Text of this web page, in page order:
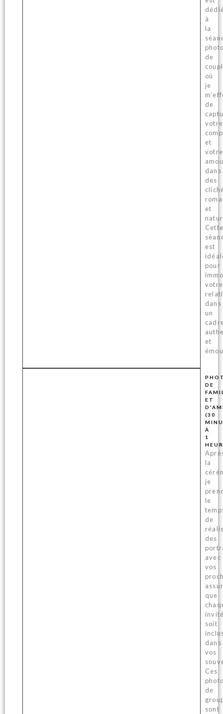
à
la
de
où
je
de
votre
et
votre
dans
des
et
Cette
est
pour
votre
dans
un
et
DE
ET
(30
À
1
la
je
le
de
des
avec
vos
que
soit
dans
vos
Ces
de
sont